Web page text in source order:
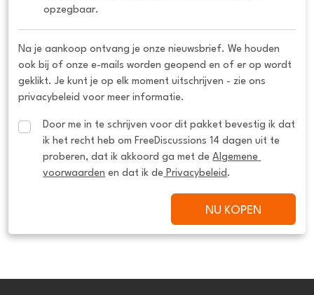
opzegbaar.
Na je aankoop ontvang je onze nieuwsbrief. We houden
ook bij of onze e-mails worden geopend en of er op wordt
geklikt. Je kunt je op elk moment uitschrijven - zie ons
privacybeleid voor meer informatie.
Door me in te schrijven voor dit pakket bevestig ik dat
ik het recht heb om FreeDiscussions 14 dagen uit te
proberen, dat ik akkoord ga met de Algemene
voorwaarden en dat ik de Privacybeleid .
NU KOPEN